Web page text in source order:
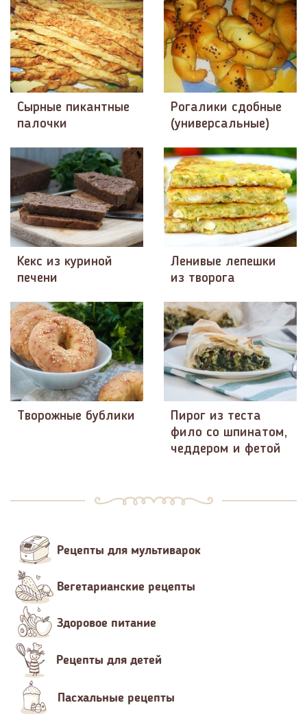
Сырные пикантные
палочки
Рогалики сдобные
(универсальные)
Кекс из куриной
печени
Ленивые лепешки
из творога
Творожные бублики
Пирог из теста
фило со шпинатом,
чеддером и фетой
Рецепты для мультиварок
Вегетарианские рецепты
Здоровое питание
Рецепты для детей
Пасхальные рецепты